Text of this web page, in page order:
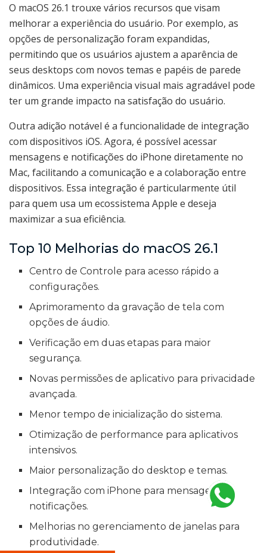
O macOS 26.1 trouxe vários recursos que visam
melhorar a experiência do usuário. Por exemplo, as
opções de personalização foram expandidas,
permitindo que os usuários ajustem a aparência de
seus desktops com novos temas e papéis de parede
dinâmicos. Uma experiência visual mais agradável pode
ter um grande impacto na satisfação do usuário.
Outra adição notável é a funcionalidade de integração
com dispositivos iOS. Agora, é possível acessar
mensagens e notificações do iPhone diretamente no
Mac, facilitando a comunicação e a colaboração entre
dispositivos. Essa integração é particularmente útil
para quem usa um ecossistema Apple e deseja
maximizar a sua eficiência.
Top 10 Melhorias do macOS 26.1
Centro de Controle para acesso rápido a
configurações.
Aprimoramento da gravação de tela com
opções de áudio.
Verificação em duas etapas para maior
segurança.
Novas permissões de aplicativo para privacidade
avançada.
Menor tempo de inicialização do sistema.
Otimização de performance para aplicativos
intensivos.
Maior personalização do desktop e temas.
Integração com iPhone para mensagens e
notificações.
Melhorias no gerenciamento de janelas para
produtividade.